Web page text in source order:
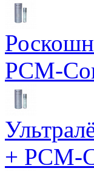
PCM-
+ PCM-